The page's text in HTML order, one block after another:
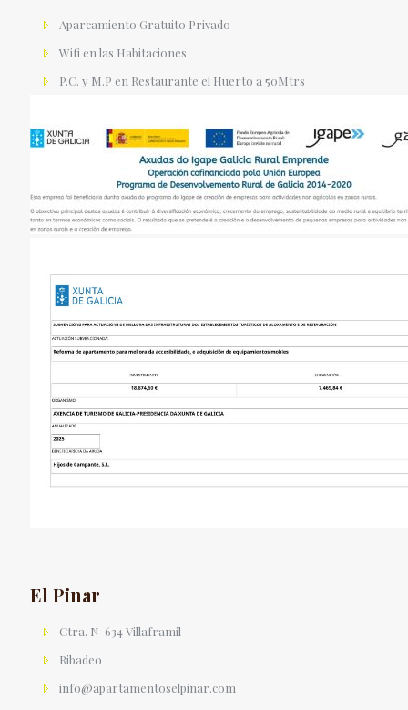
Aparcamiento Gratuito Privado
Wifi en las Habitaciones
P.C. y M.P en Restaurante el Huerto a 50Mtrs
El Pinar
Ctra. N-634 Villaframil
Ribadeo
info@apartamentoselpinar.com